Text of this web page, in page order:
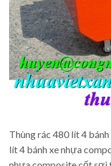
Thùng rác 480 lít 4
lít 4 bánh xe nhựa